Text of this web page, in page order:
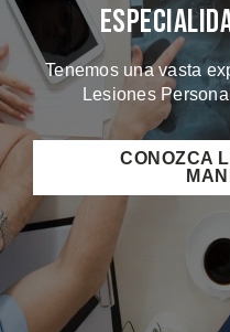
Tenemos una vasta
Lesiones
CONOZCA